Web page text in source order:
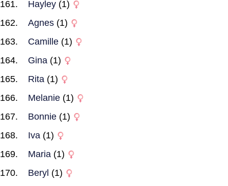
Hayley (1)
Agnes (1)
Camille (1)
Gina (1)
Rita (1)
Melanie (1)
Bonnie (1)
Iva (1)
Maria (1)
Beryl (1)